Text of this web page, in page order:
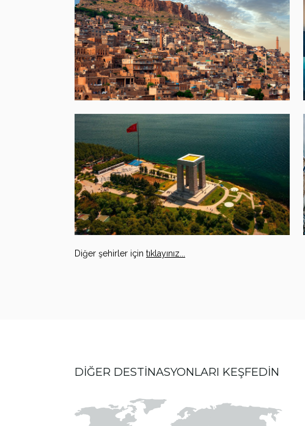
Diğer şehirler için tıklayınız...
DİĞER DESTİNASYONLARI KEŞFEDİN